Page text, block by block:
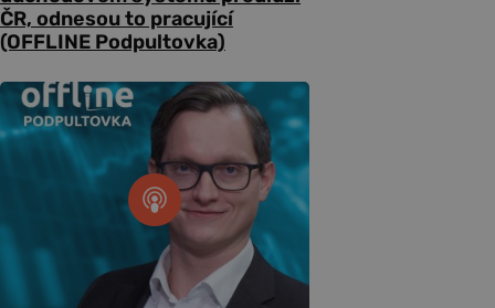
ČR, odnesou to pracující
(OFFLINE Podpultovka)